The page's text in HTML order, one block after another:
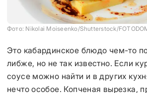
Фото: Nikolai Moiseenko/Shutterstock/
Это кабардинское блюдо чем-то
либже, но не так известно. Если
соусе можно найти и в других
нечто особое. Копченая вырезка,